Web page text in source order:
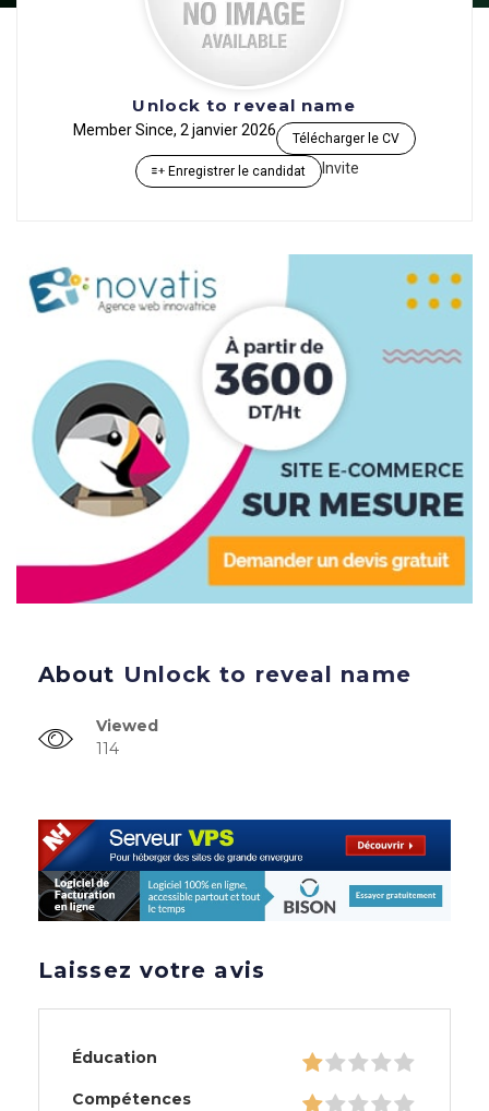
Unlock to reveal name
Member Since, 2 janvier 2026 Télécharger le CV
Enregistrer le candidat Invite
About Unlock to reveal name
Viewed
114
Laissez votre avis
Éducation
Compétences